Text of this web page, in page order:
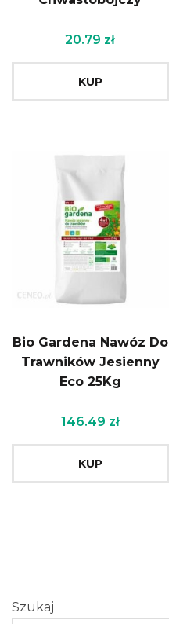
20.79 zł
KUP
Bio Gardena Nawóz Do
Trawników Jesienny
Eco 25Kg
146.49 zł
KUP
Szukaj